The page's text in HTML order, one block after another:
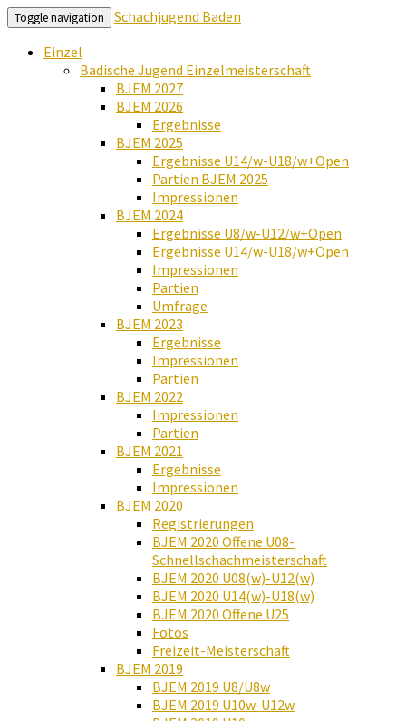
Toggle navigation
Schachjugend Baden
Einzel
Badische Jugend Einzelmeisterschaft
BJEM 2027
BJEM 2026
Ergebnisse
BJEM 2025
Ergebnisse U14/w-U18/w+Open
Partien BJEM 2025
Impressionen
BJEM 2024
Ergebnisse U8/w-U12/w+Open
Ergebnisse U14/w-U18/w+Open
Impressionen
Partien
Umfrage
BJEM 2023
Ergebnisse
Impressionen
Partien
BJEM 2022
Impressionen
Partien
BJEM 2021
Ergebnisse
Impressionen
BJEM 2020
Registrierungen
BJEM 2020 Offene U08-
Schnellschachmeisterschaft
BJEM 2020 U08(w)-U12(w)
BJEM 2020 U14(w)-U18(w)
BJEM 2020 Offene U25
Fotos
Freizeit-Meisterschaft
BJEM 2019
BJEM 2019 U8/U8w
BJEM 2019 U10w-U12w